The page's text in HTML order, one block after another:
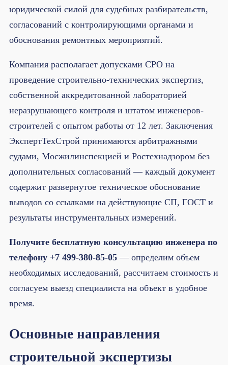
юридической силой для судебных разбирательств,
согласований с контролирующими органами и
обоснования ремонтных мероприятий.
Компания располагает допусками СРО на
проведение строительно-технических экспертиз,
собственной аккредитованной лабораторией
неразрушающего контроля и штатом инженеров-
строителей с опытом работы от 12 лет. Заключения
ЭкспертТехСтрой принимаются арбитражными
судами, Мосжилинспекцией и Ростехнадзором без
дополнительных согласований — каждый документ
содержит развернутое техническое обоснование
выводов со ссылками на действующие СП, ГОСТ и
результаты инструментальных измерений.
Получите бесплатную консультацию инженера по
телефону +7 499-380-85-05— определим объем
необходимых исследований, рассчитаем стоимость и
согласуем выезд специалиста на объект в удобное
время.
Основные направления
строительной экспертизы